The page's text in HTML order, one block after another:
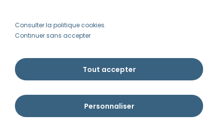
Mentions légales
Avantages
Consulter la politique cookies.
Continuer sans accepter
Tout accepter
Personnaliser